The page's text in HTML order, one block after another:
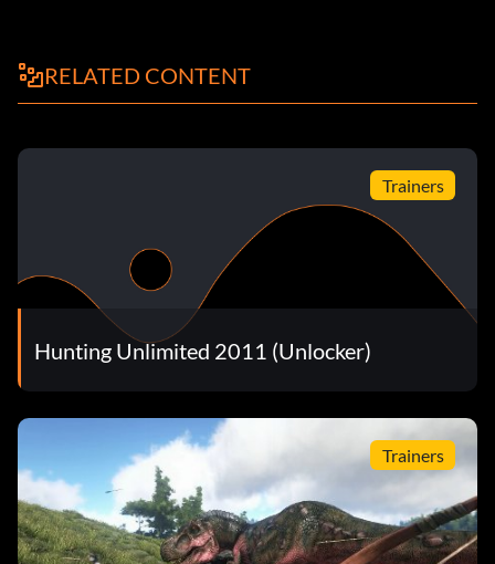
RELATED CONTENT
Trainers
Hunting Unlimited 2011 (Unlocker)
Trainers